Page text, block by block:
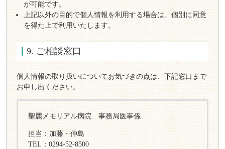
が可能です。
上記以外の目的で個人情報を利用する場合は、個別に同意
を得た上で利用いたします。
9. ご相談窓口
個人情報の取り扱いについてお気づきの点は、下記窓口まで
お申し出ください。
聖麗メモリアル病院 事務局医事係
担当：加藤・仲島
TEL：0294-52-8500